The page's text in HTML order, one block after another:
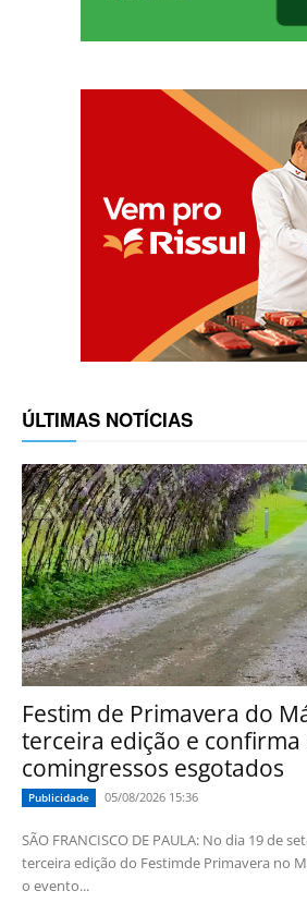
ÚLTIMAS NOTÍCIAS
Festim de Primavera do
terceira edição e confirma
comingressos esgotados
Publicidade 05/08/2026 15:36
SÃO FRANCISCO DE PAULA: No dia 19 de
terceira edição do Festimde Primavera no
o evento...